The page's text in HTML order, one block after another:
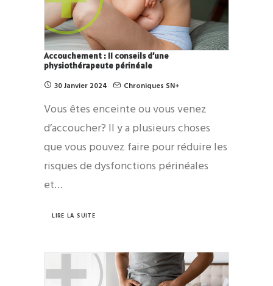
Accouchement : 11 conseils d’une
physiothérapeute périnéale
30 Janvier 2024 Chroniques SN+
Vous êtes enceinte ou vous venez
d’accoucher? Il y a plusieurs choses
que vous pouvez faire pour réduire les
risques de dysfonctions périnéales
et…
LIRE LA SUITE